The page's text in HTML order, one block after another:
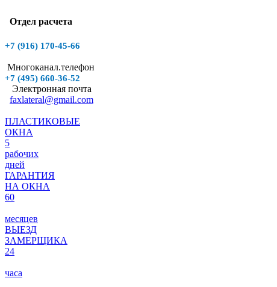
Отдел расчета
+7 (916) 170-45-66
Многоканал.телефон
+7 (495) 660-36-52
Электронная почта
faxlateral@gmail.com
ПЛАСТИКОВЫЕ
ОКНА
5
рабочих
дней
ГАРАНТИЯ
НА ОКНА
60
месяцев
ВЫЕЗД
ЗАМЕРЩИКА
24
часа